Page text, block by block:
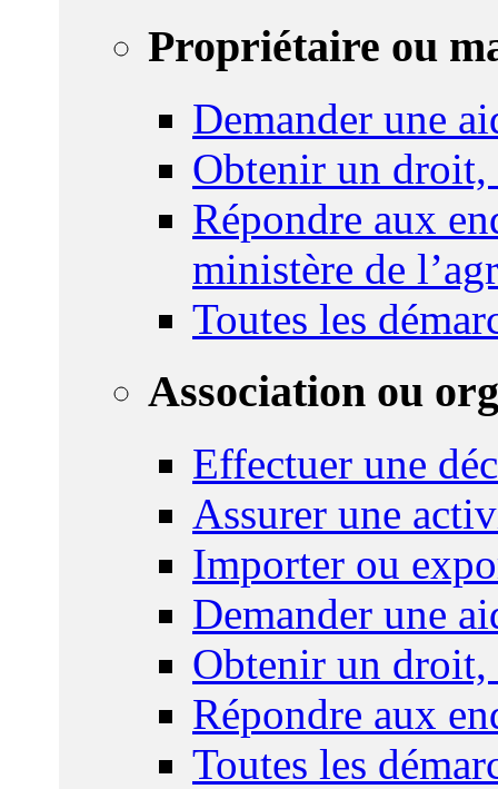
Propriétaire ou
Demander une
Obtenir un droit,
Répondre aux
ministère de
Toutes les
Association ou
Effectuer une
Assurer une
Importer ou
Demander une
Obtenir un droit,
Répondre aux
Toutes les